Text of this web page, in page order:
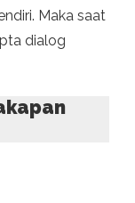
Maka saat
dialog